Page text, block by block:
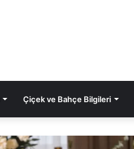
Çiçek ve Bahçe Bilgileri